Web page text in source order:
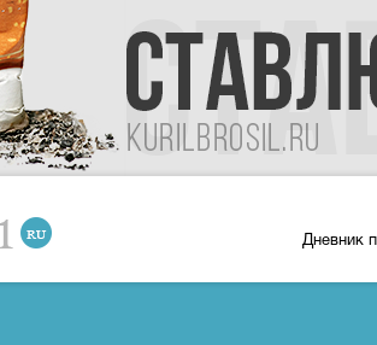
Дневник